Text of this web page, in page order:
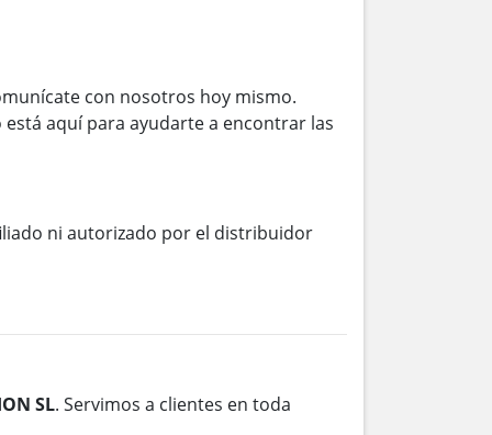
con nosotros hoy mismo.
aquí para ayudarte a encontrar las
ni autorizado por el distribuidor
SL. Servimos a clientes en toda